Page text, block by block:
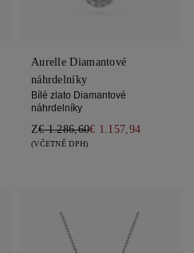
Aurelle Diamantové
náhrdelníky
Bílé zlato Diamantové
náhrdelníky
Z€ 1.286,60€ 1.157,94
(VČETNĚ DPH)